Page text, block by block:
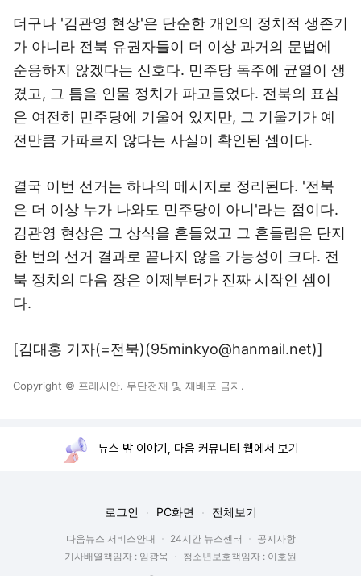
더구나 '김관영 현상'은 단순한 개인의 정치적 생존기
가 아니라 전북 유권자들이 더 이상 과거의 문법에
순응하지 않겠다는 신호다. 민주당 독주에 균열이 생
겼고, 그 틈을 인물 정치가 파고들었다. 전북의 표심
은 여전히 민주당에 기울어 있지만, 그 기울기가 예
전만큼 가파르지 않다는 사실이 확인된 셈이다.
결국 이번 선거는 하나의 메시지로 정리된다. '전북
은 더 이상 누가 나와도 민주당이 아니'라는 점이다.
김관영 현상은 그 상식을 흔들었고 그 흔들림은 단지
한 번의 선거 결과로 끝나지 않을 가능성이 크다. 전
북 정치의 다음 장은 이제부터가 진짜 시작인 셈이
다.
[김대홍 기자(=전북)(95minkyo@hanmail.net)]
Copyright © 프레시안. 무단전재 및 재배포 금지.
뉴스 밖 이야기, 다음 커뮤니티 웹에서 보기
로그인 PC화면 전체보기
다음뉴스 서비스안내 24시간 뉴스센터
공지사항
기사배열책임자 : 임광욱
청소년보호책임자 : 이호원